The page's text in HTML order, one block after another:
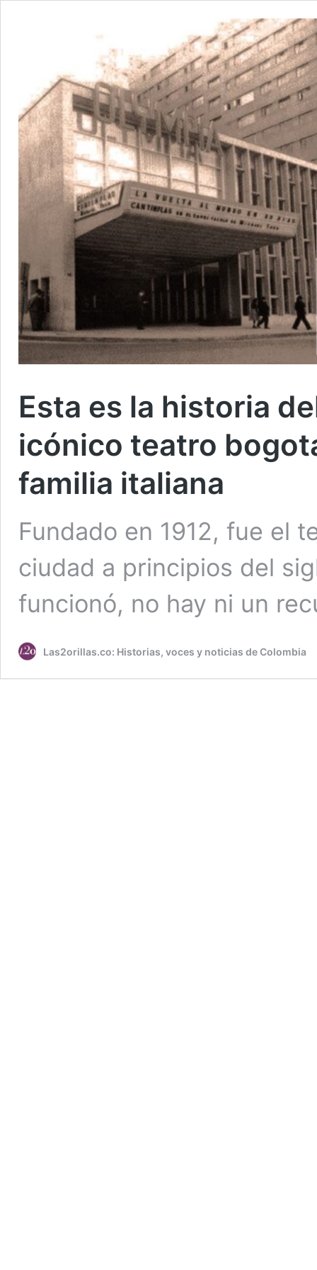
Esta es la historia
icónico teatro
familia italiana
Fundado en 1912, fue el
ciudad a principios del
funcionó, no hay ni un
Las2orillas.co: Historias, voces y noticias de Colombia